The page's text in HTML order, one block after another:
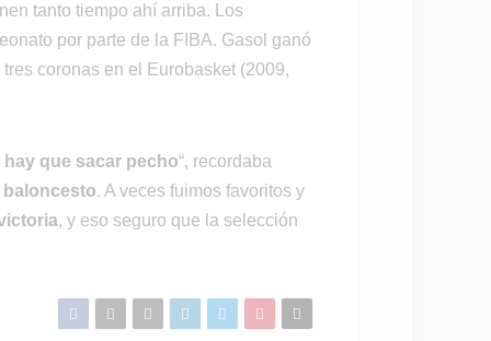
tanto tiempo ahí arriba. Los
por parte de la FIBA. Gasol ganó
coronas en el Eurobasket (2009,
que sacar pecho“, recordaba
. A veces fuimos favoritos y
, y eso seguro que la selección